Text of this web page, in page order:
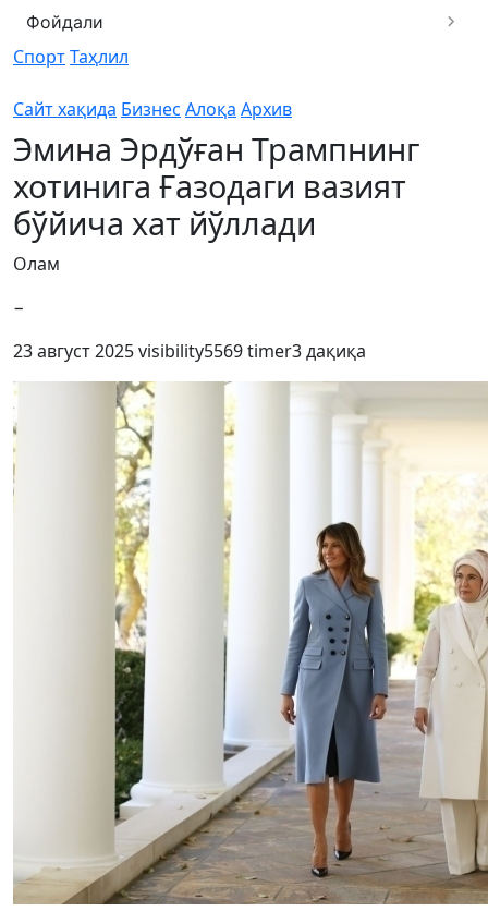
Фойдали
СпортТаҳлил
Сайт хақида Бизнес Алоқа Архив
Эмина Эрдўған Трампнинг
хотинига Ғазодаги вазият
бўйича хат йўллади
Олам
−
23 август 2025visibility5569timer3 дақиқа